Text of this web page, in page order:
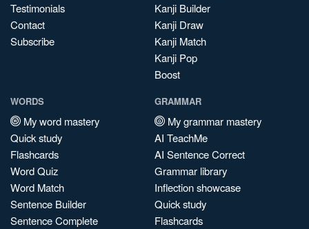
Testimonials
Contact
Subscribe
Kanji Builder
Kanji Draw
Kanji Match
Kanji Pop
Boost
WORDS
My word mastery
Quick study
Flashcards
Word Quiz
Word Match
Sentence Builder
Sentence Complete
GRAMMAR
My grammar mastery
AI TeachMe
AI Sentence Correct
Grammar library
Inflection showcase
Quick study
Flashcards